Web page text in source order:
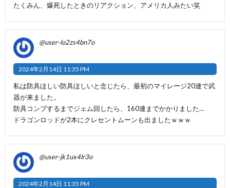
たくみん、爆死したときのリアクション、アメリカ人みたい笑
@user-lo2zs4bn7o
2024年2月14日 11:35 PM
私は防具ほしい防具ほしいと念じたら、最初のマイレージ20連で武
器が来ました。
防具コンプするまでジェム回したら、160連までかかりました…
ドラゴンロッドが2本にクレセントムーンも出ましたｗｗｗ
@user-jk1ux4lr3o
2024年2月14日 11:35 PM